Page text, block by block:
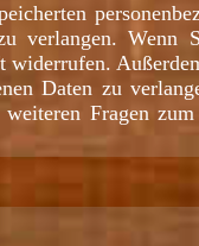
verlangen. Wenn
Daten zu
Fragen